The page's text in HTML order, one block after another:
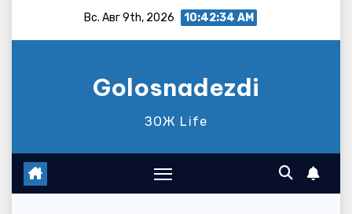
Вс. Авг 9th, 2026 10:42:35 AM
Golosnadezdi
ЗОЖ Life